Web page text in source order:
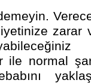
zarar
ile normal